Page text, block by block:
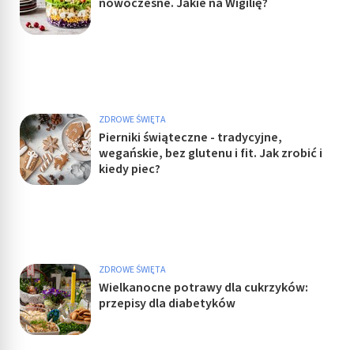
ZDROWE ŚWIĘTA
Pierniki świąteczne - tradycyjne,
wegańskie, bez glutenu i fit. Jak zrobić i
kiedy piec?
ZDROWE ŚWIĘTA
Wielkanocne potrawy dla cukrzyków:
przepisy dla diabetyków